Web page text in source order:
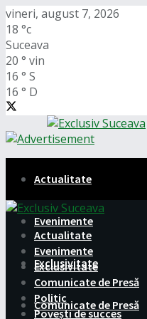
vineri, august 7, 2026
18 °c
Suceava
20 ° vin
16 ° S
16 ° D
Actualitate
Evenimente
Exclusivitate
Comunicate de Presă
Actualitate
Evenimente
Exclusivitate
Comunicate de Presă
Politic
Povești de succes